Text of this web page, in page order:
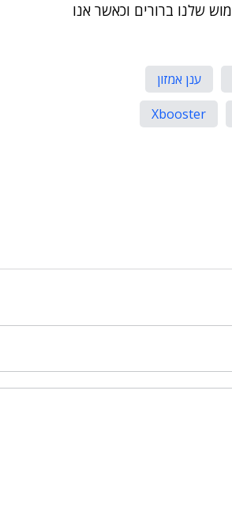
שלנו ברורים וכאשר אנו
ענן אמזון
Xbooster